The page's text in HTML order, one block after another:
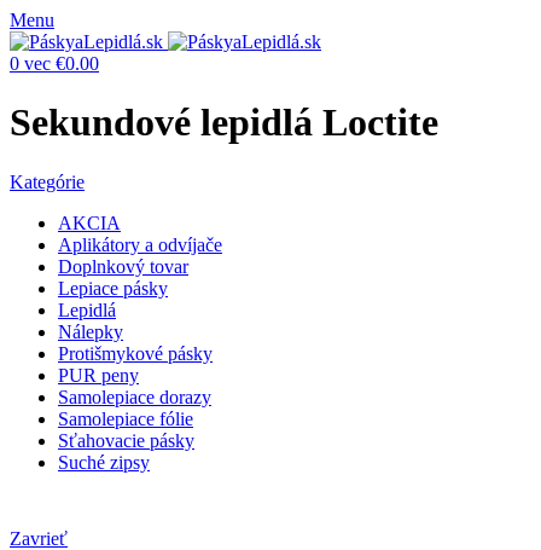
Menu
0 vec €0.00
Sekundové lepidlá Loctite
Kategórie
AKCIA
Aplikátory a odvíjače
Doplnkový tovar
Lepiace pásky
Lepidlá
Nálepky
Protišmykové pásky
PUR peny
Samolepiace dorazy
Samolepiace fólie
Sťahovacie pásky
Suché zipsy
Zavrieť